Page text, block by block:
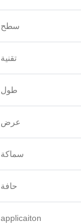
سطح
تقنية
طول
عرض
سماكة
حافة
applicaiton